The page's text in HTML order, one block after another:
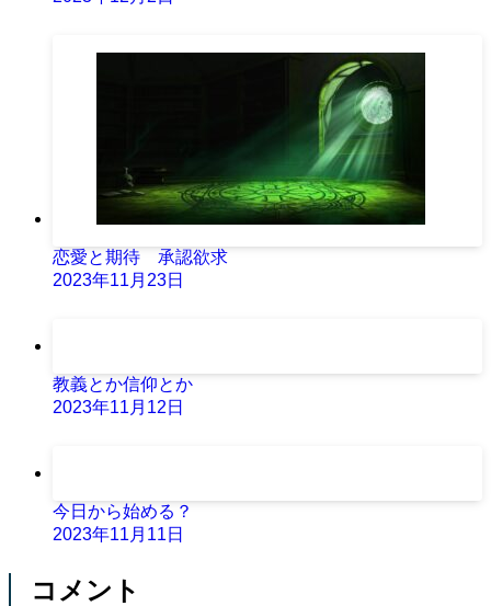
恋愛と期待 承認欲求
2023年11月23日
教義とか信仰とか
2023年11月12日
今日から始める？
2023年11月11日
コメント